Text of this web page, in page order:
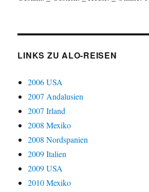
LINKS ZU ALO-REISEN
2006 USA
2007 Andalusien
2007 Irland
2008 Mexiko
2008 Nordspanien
2009 Italien
2009 USA
2010 Mexiko